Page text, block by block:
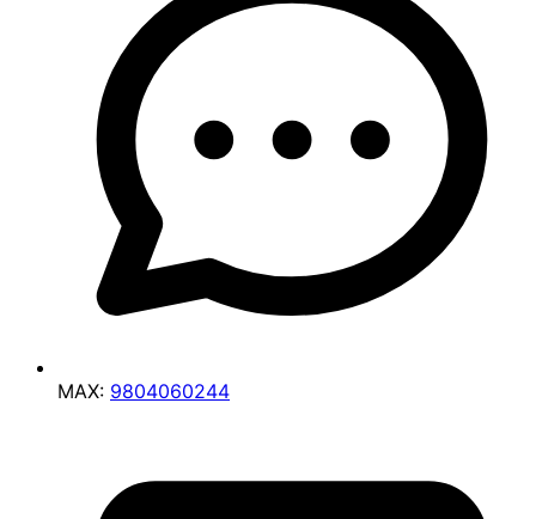
MAX: 9804060244